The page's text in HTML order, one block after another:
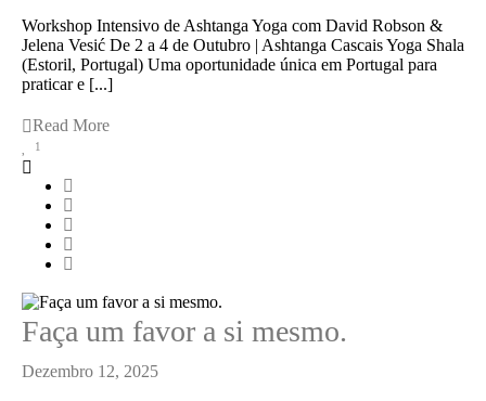
Workshop Intensivo de Ashtanga Yoga com David Robson &
Jelena Vesić De 2 a 4 de Outubro | Ashtanga Cascais Yoga Shala
(Estoril, Portugal) Uma oportunidade única em Portugal para
praticar e [...]
Read More
1
Faça um favor a si mesmo.
Dezembro 12, 2025